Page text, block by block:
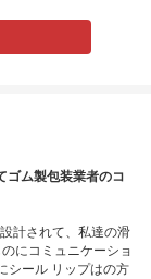
ゴム製包装業者のコ
計されて、私達の滑
にコミュニケーショ
シール リップはの方